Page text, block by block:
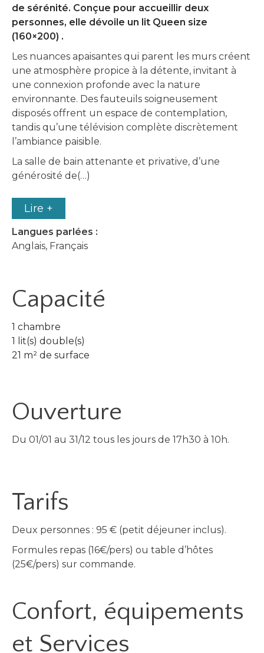
de sérénité. Conçue pour accueillir deux
personnes, elle dévoile un lit Queen size
(160×200) .
Les nuances apaisantes qui parent les murs créent
une atmosphère propice à la détente, invitant à
une connexion profonde avec la nature
environnante. Des fauteuils soigneusement
disposés offrent un espace de contemplation,
tandis qu’une télévision complète discrètement
l’ambiance paisible.
La salle de bain attenante et privative, d’une
générosité de(…)
Lire +
Langues parlées :
Anglais, Français
Capacité
1 chambre
1 lit(s) double(s)
21 m² de surface
Ouverture
Du 01/01 au 31/12 tous les jours de 17h30 à 10h.
Tarifs
Deux personnes : 95 € (petit déjeuner inclus).
Formules repas (16€/pers) ou table d’hôtes
(25€/pers) sur commande.
Confort, équipements
et Services